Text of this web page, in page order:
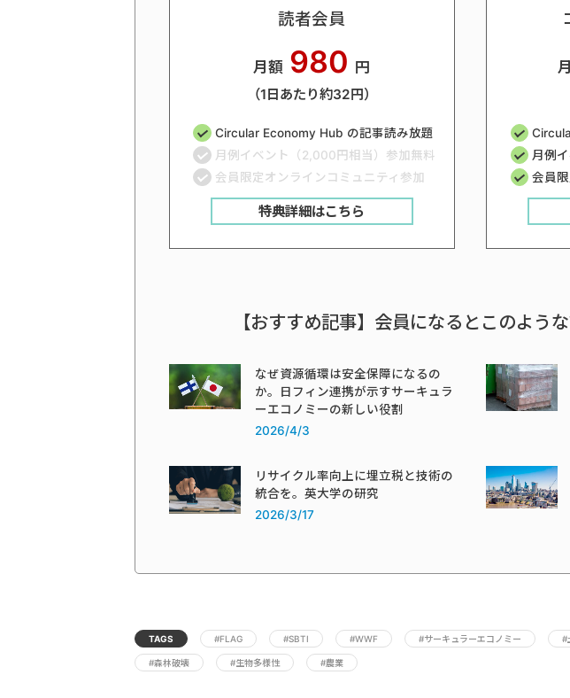
読者会員
月額 980 円
（1日あたり約32円）
Circular Economy Hub の記事読み放題
月例イベント（2,000円相当）参加無料
会員限定オンラインコミュニティ参加
特典詳細はこちら
月例
会員
【おすすめ記事】会員になるとこのような
なぜ資源循環は安全保障になるの
か。日フィン連携が示すサーキュラ
ーエコノミーの新しい役割
2026/4/3
リサイクル率向上に埋立税と技術の
統合を。英大学の研究
2026/3/17
TAGS #FLAG #SBTI #WWF #サーキュラーエコノミー #
#森林破壊 #生物多様性 #農業